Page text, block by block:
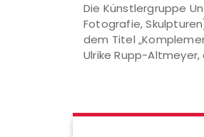
Die Künstlergruppe
Fotografie,
dem Titel
Ulrike Rupp-